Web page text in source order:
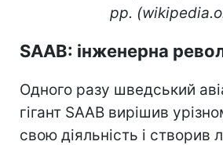
рр.
SAAB: інженерна
Одного разу шведський
гігант SAAB вирішив
свою діяльність і створив